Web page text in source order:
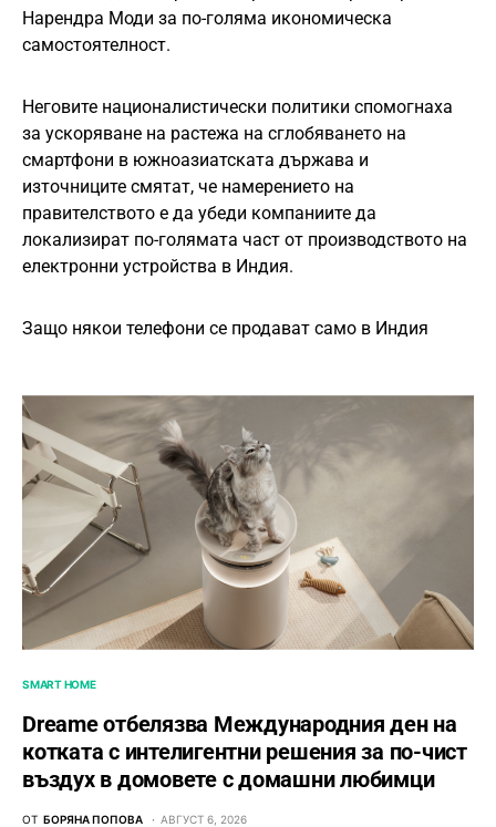
Нарендра Моди за по-голяма икономическа
самостоятелност.
Неговите националистически политики спомогнаха
за ускоряване на растежа на сглобяването на
смартфони в южноазиатската държава и
източниците смятат, че намерението на
правителството е да убеди компаниите да
локализират по-голямата част от производството на
електронни устройства в Индия.
Защо някои телефони се продават само в Индия
SMART HOME
Dreame отбелязва Международния ден на
котката с интелигентни решения за по-чист
въздух в домовете с домашни любимци
ОТ БОРЯНА ПОПОВА АВГУСТ 6, 2026